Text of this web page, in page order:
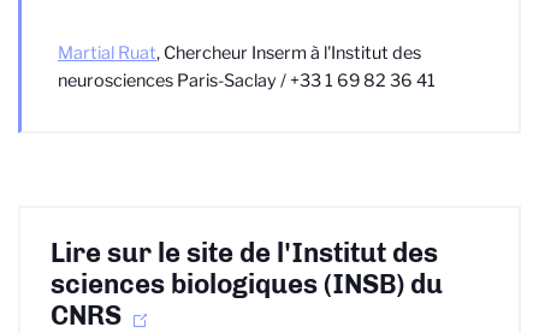
Martial Ruat, Chercheur Inserm à l'Institut des
neurosciences Paris-Saclay / +33 1 69 82 36 41
Lire sur le site de l'Institut des
sciences biologiques (INSB) du
CNRS